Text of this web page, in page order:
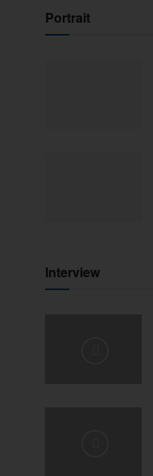
Portrait
Interview